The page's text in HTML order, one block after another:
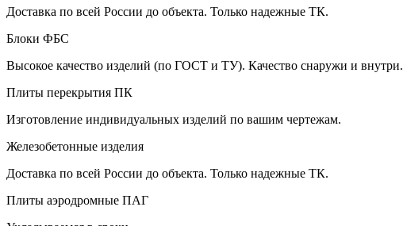
Доставка по всей России до объекта. Только надежные ТК.
Блоки ФБС
Высокое качество изделий (по ГОСТ и ТУ). Качество снаружи и внутри.
Плиты перекрытия ПК
Изготовление индивидуальных изделий по вашим чертежам.
Железобетонные изделия
Доставка по всей России до объекта. Только надежные ТК.
Плиты аэродромные ПАГ